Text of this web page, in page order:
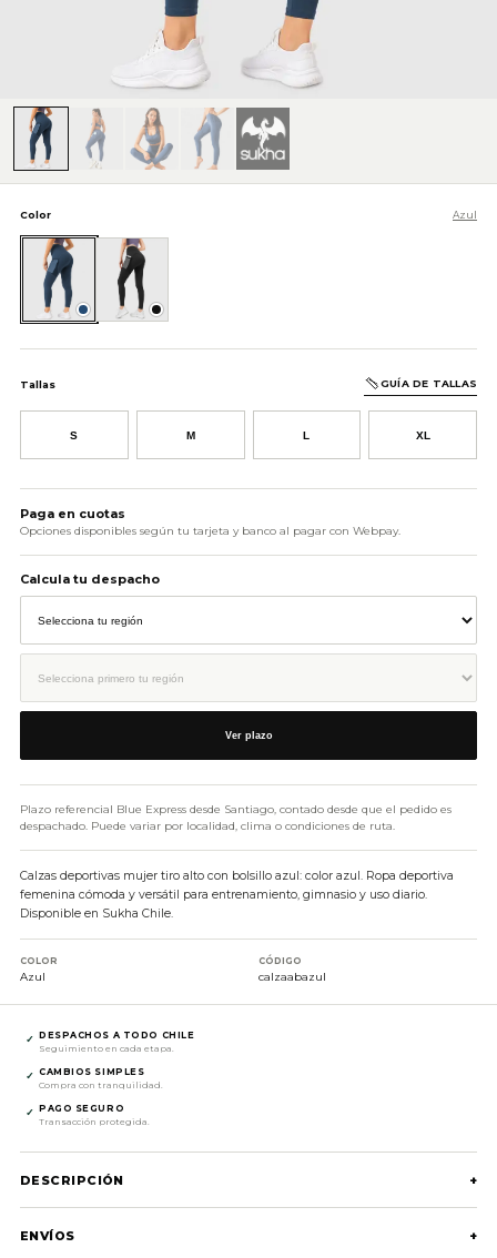
Color Azul
Azul Negro
Tallas GUÍA DE TALLAS
S M L XL
AÑADIR AL CARRITO
Paga en cuotas
Opciones disponibles según tu tarjeta y banco al pagar con Webpay.
Calcula tu despacho
Ver plazo
Plazo referencial Blue Express desde Santiago, contado desde que el pedido es
despachado. Puede variar por localidad, clima o condiciones de ruta.
Calzas deportivas mujer tiro alto con bolsillo azul: color azul. Ropa deportiva
femenina cómoda y versátil para entrenamiento, gimnasio y uso diario.
Disponible en Sukha Chile.
COLOR
Azul
CÓDIGO
calzaabazul
✓ DESPACHOS A TODO CHILE
Seguimiento en cada etapa.
✓ CAMBIOS SIMPLES
Compra con tranquilidad.
✓ PAGO SEGURO
Transacción protegida.
DESCRIPCIÓN +
ENVÍOS +